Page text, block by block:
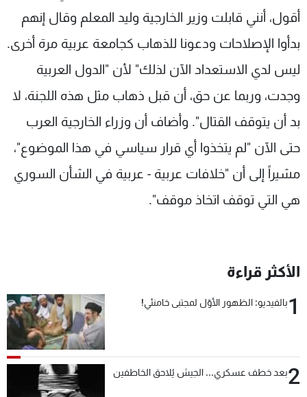
أقول، أنني قابلت وزير الخارجية وليد المعلم وقال إنهم
بدأوا الإصلاحات ودعونا للذهاب كجامعة عربية مرة أخرى.
ليس لدي الاستعداد الآن لذلك" لأن "الدول العربية
وجدت، وربما عن حق، أن قبل ذهاب مثل هذه اللجنة، لا
بد أن يتوقف القتال". وأضاف أن وزراء الخارجية العرب
حتى الآن "لم يتخذوا أي قرار سياسي في هذا الموضوع"،
مشيراً إلى أن "خلافات عربية - عربية في الشأن السوري
هي التي توقف اتخاذ موقف".
الأكثر قراءة
1بالفيديو: الظهور الأوّل لمجتبى خامنئي!
2بعد خطف عسكري... الجيش يُلاحق الخاطفين